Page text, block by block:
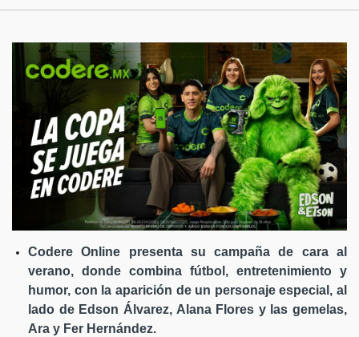
Codere Online presenta su campaña de cara al
verano, donde combina fútbol, entretenimiento y
humor, con la aparición de un personaje especial, al
lado de Edson Álvarez, Alana Flores y las gemelas,
Ara y Fer Hernández.